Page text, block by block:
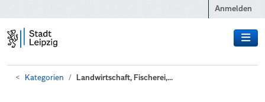
Anmelden
Kategorien Landwirtschaft, Fischerei,...